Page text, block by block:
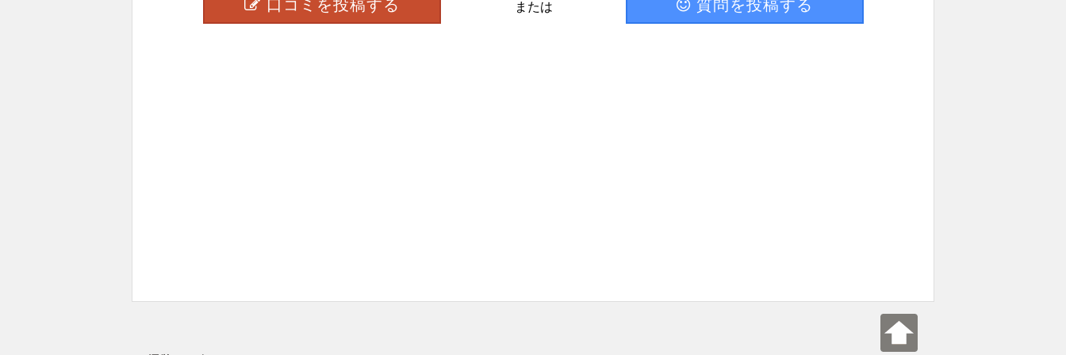
口コミを投稿する または 質問を投稿する